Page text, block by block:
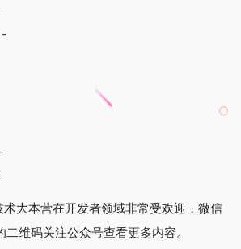
-
大本营在开发者领域非常受欢迎，微信
维码关注公众号查看更多内容。